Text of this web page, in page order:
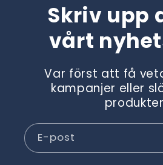
Skriv upp
vårt
Var först att få
kampanjer eller
E-post